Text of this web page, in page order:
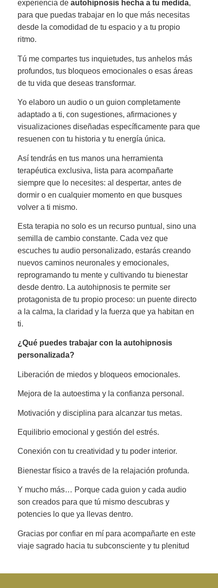
experiencia de autohipnosis hecha a tu medida,
para que puedas trabajar en lo que más necesitas
desde la comodidad de tu espacio y a tu propio
ritmo.
Tú me compartes tus inquietudes, tus anhelos más
profundos, tus bloqueos emocionales o esas áreas
de tu vida que deseas transformar.
Yo elaboro un audio o un guion completamente
adaptado a ti, con sugestiones, afirmaciones y
visualizaciones diseñadas específicamente para que
resuenen con tu historia y tu energía única.
Así tendrás en tus manos una herramienta
terapéutica exclusiva, lista para acompañarte
siempre que lo necesites: al despertar, antes de
dormir o en cualquier momento en que busques
volver a ti mismo.
Esta terapia no solo es un recurso puntual, sino una
semilla de cambio constante. Cada vez que
escuches tu audio personalizado, estarás creando
nuevos caminos neuronales y emocionales,
reprogramando tu mente y cultivando tu bienestar
desde dentro. La autohipnosis te permite ser
protagonista de tu propio proceso: un puente directo
a la calma, la claridad y la fuerza que ya habitan en
ti.
¿Qué puedes trabajar con la autohipnosis
personalizada?
Liberación de miedos y bloqueos emocionales.
Mejora de la autoestima y la confianza personal.
Motivación y disciplina para alcanzar tus metas.
Equilibrio emocional y gestión del estrés.
Conexión con tu creatividad y tu poder interior.
Bienestar físico a través de la relajación profunda.
Y mucho más… Porque cada guion y cada audio
son creados para que tú mismo descubras y
potencies lo que ya llevas dentro.
Gracias por confiar en mí para acompañarte en este
viaje sagrado hacia tu subconsciente y tu plenitud